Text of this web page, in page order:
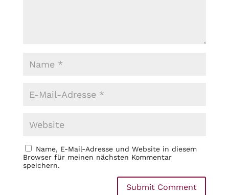
Name, E-Mail-Adresse und Website in diesem
Browser für meinen nächsten Kommentar
speichern.